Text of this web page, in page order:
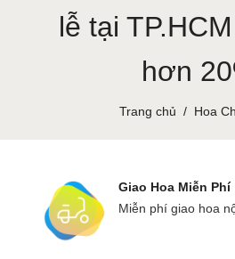
lễ tại
hơn
Trang chủ Hoa
Giao Hoa Miễn Phí
Miễn phí giao hoa